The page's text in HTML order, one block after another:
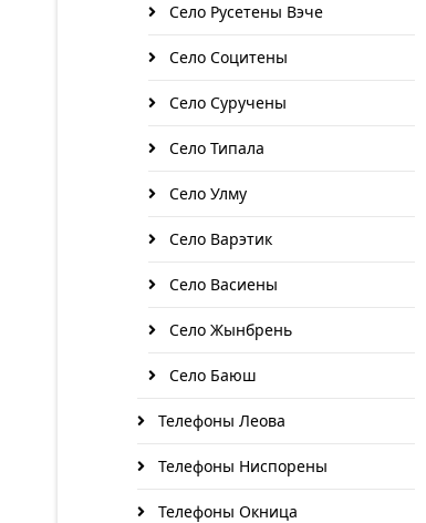
Село Русетены Вэче
Село Социтены
Село Суручены
Село Типала
Село Улму
Село Варэтик
Село Васиены
Село Жынбрень
Село Баюш
Телефоны Леова
Телефоны Ниспорены
Телефоны Окница